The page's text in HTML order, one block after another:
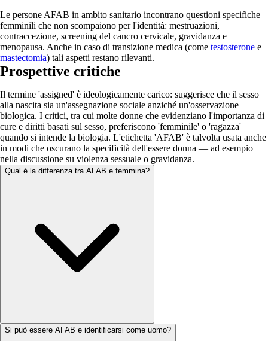
Le persone AFAB in ambito sanitario incontrano questioni specifiche
femminili che non scompaiono per l'identità: mestruazioni,
contraccezione, screening del cancro cervicale, gravidanza e
menopausa. Anche in caso di transizione medica (come testosterone e
mastectomia) tali aspetti restano rilevanti.
Prospettive critiche
Il termine 'assigned' è ideologicamente carico: suggerisce che il sesso
alla nascita sia un'assegnazione sociale anziché un'osservazione
biologica. I critici, tra cui molte donne che evidenziano l'importanza di
cure e diritti basati sul sesso, preferiscono 'femminile' o 'ragazza'
quando si intende la biologia. L'etichetta 'AFAB' è talvolta usata anche
in modi che oscurano la specificità dell'essere donna — ad esempio
nella discussione su violenza sessuale o gravidanza.
Qual è la differenza tra AFAB e femmina?
Si può essere AFAB e identificarsi come uomo?